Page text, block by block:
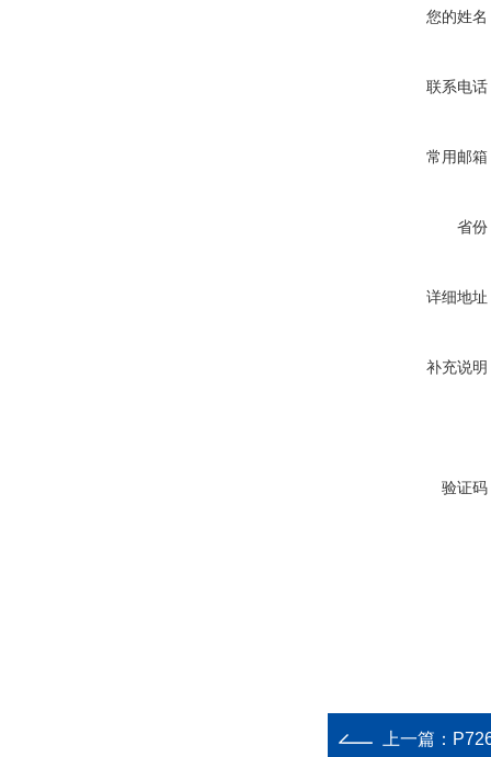
您的姓名
联系电话
常用邮箱
省份
详细地址
补充说明
验证码
上一篇：